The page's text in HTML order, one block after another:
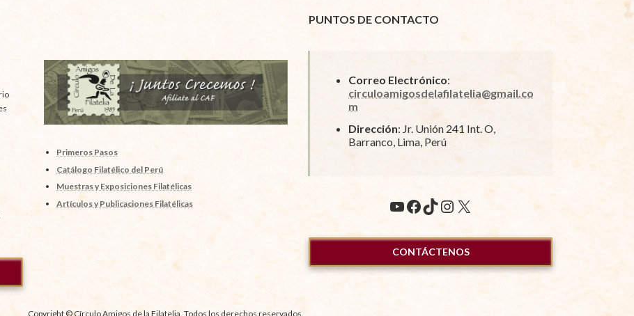
Primeros Pasos
Catálogo Filatélico del Perú
Muestras y Exposiciones Filatélicas
Artículos y Publicaciones Filatélicas
PUNTOS DE CONTACTO
Correo Electrónico:
circuloamigosdelafilatelia@gmail.co
m
Dirección: Jr. Unión 241 Int. O,
Barranco, Lima, Perú
YouTube
Facebook
TikTok
Instagram
X
CONTÁCTENOS
Copyright © Círculo Amigos de la Filatelia. Todos los derechos reservados.